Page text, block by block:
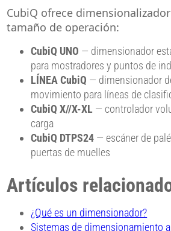
CubiQ ofrece
tamaño de operación:
CubiQ UNO — dimensionador
para mostradores y puntos de
LÍNEA CubiQ — dimensionador
movimiento para líneas de
CubiQ X//X-XL — controlador
carga
CubiQ DTPS24 — escáner de
puertas de muelles
Artículos
¿Qué es un dimensionador?
Sistemas de dimensionamiento